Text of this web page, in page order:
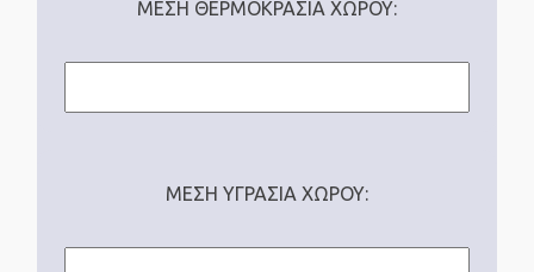
ΜΕΣΗ ΘΕΡΜΟΚΡΑΣΙΑ ΧΩΡΟΥ:
ΜΕΣΗ ΥΓΡΑΣΙΑ ΧΩΡΟΥ: